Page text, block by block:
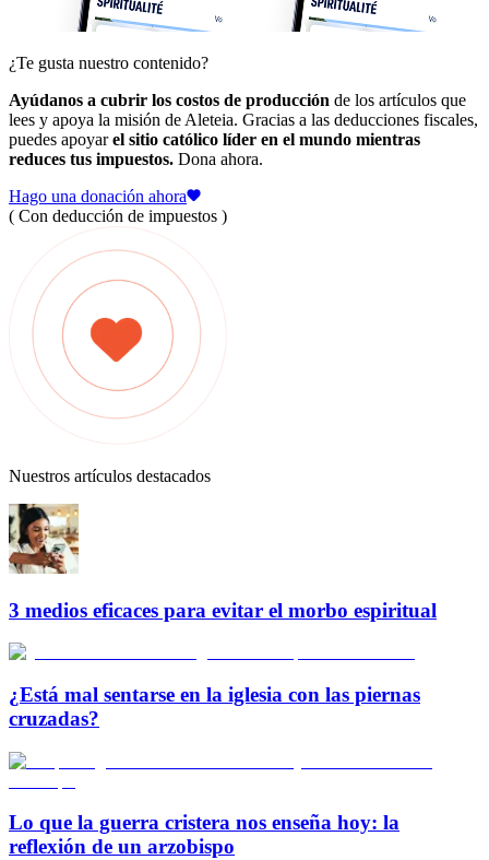
¿Te gusta nuestro contenido?
Ayúdanos a cubrir los costos de producción de los artículos que
lees y apoya la misión de Aleteia. Gracias a las deducciones fiscales,
puedes apoyarel sitio católico líder en el mundo mientras
reduces tus impuestos. Dona ahora.
Hago una donación ahora
( Con deducción de impuestos )
Nuestros artículos destacados
3 medios eficaces para evitar el morbo espiritual
¿Está mal sentarse en la iglesia con las piernas
cruzadas?
Lo que la guerra cristera nos enseña hoy: la
reflexión de un arzobispo